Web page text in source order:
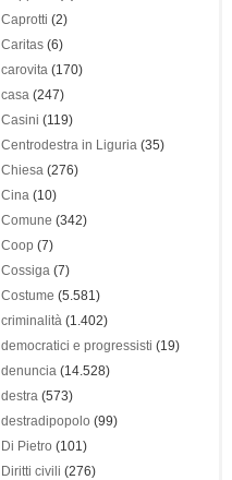
Caprotti (2)
Caritas (6)
carovita (170)
casa (247)
Casini (119)
Centrodestra in Liguria (35)
Chiesa (276)
Cina (10)
Comune (342)
Coop (7)
Cossiga (7)
Costume (5.581)
criminalità (1.402)
democratici e progressisti (19)
denuncia (14.528)
destra (573)
destradipopolo (99)
Di Pietro (101)
Diritti civili (276)